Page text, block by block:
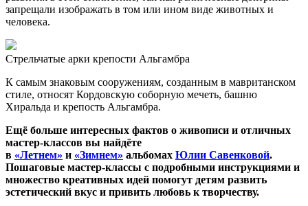
запрещали изображать в том или ином виде животных и
человека.
Стрельчатые арки крепости Альгамбра
К самым знаковым сооружениям, созданным в мавританском
стиле, относят Кордовскую соборную мечеть, башню
Хиральда и крепость Альгамбра.
Ещё больше интересных фактов о живописи и отличных
мастер-классов вы найдёте
в «Летнем» и «Зимнем» альбомах Юлии Савенковой.
Пошаговые мастер-классы с подробными инструкциями и
множество креативных идей помогут детям развить
эстетический вкус и привить любовь к творчеству.